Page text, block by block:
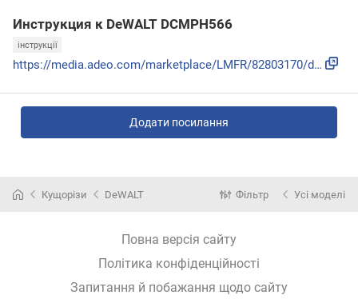
Инструкция к DeWALT DCMPH566
інструкції
https://media.adeo.com/marketplace/LMFR/82803170/d1d5d0ab-6...
Додати посилання
Кущорізи DeWALT Фільтр Усі моделі
Повна версія сайту
Політика конфіденційності
Запитання й побажання щодо сайту